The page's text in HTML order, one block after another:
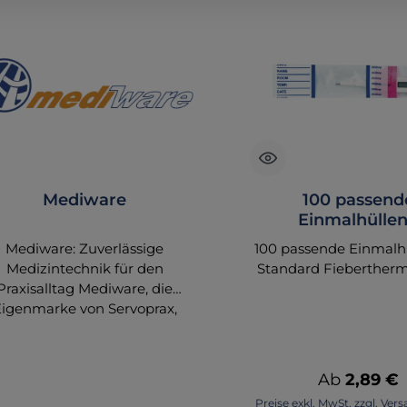
Mediware
Mediware: Zuverlässige
Medizintechnik für den
Mediware, die
von Servoprax,
100
Schutzhüllen für
100 passende
Standard
Regulärer
Ab 2,89 €
Preise exkl. MwSt. zzgl.